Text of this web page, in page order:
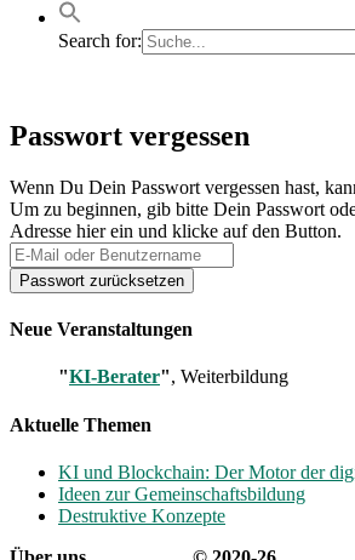
Search for:
Passwort
vergessen
Passwort vergessen
Wenn Du Dein Passwort vergessen hast,
Um zu beginnen, gib bitte Dein Passwort
Adresse hier ein und klicke auf den Button.
Neue Veranstaltungen
"KI-Berater", Weiterbildung
Aktuelle Themen
KI und Blockchain: Der Motor der
Ideen zur Gemeinschaftsbildung
Destruktive Konzepte